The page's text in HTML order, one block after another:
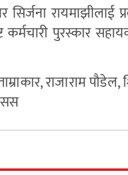
रायमाझीलाई
पुरस्कार
राजाराम